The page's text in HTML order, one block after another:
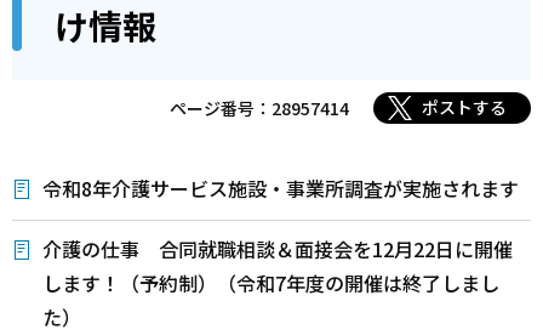
頭
け情報
ページ番号：28957414 ポストする
令和8年介護サービス施設・事業所調査が実施されます
介護の仕事 合同就職相談＆面接会を12月22日に開催
します！（予約制）（令和7年度の開催は終了しまし
た）